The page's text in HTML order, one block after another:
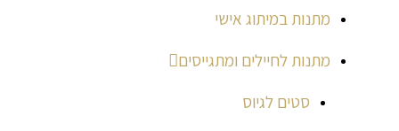
מתנות במיתוג אישי
מתנות לחיילים ומתגייסים
סטים לגיוס